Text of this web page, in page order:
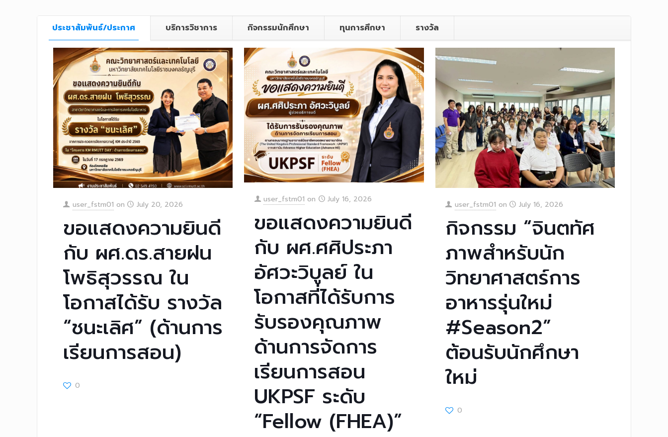
ประชาสัมพันธ์/ประกาศ บริการวิชาการ กิจกรรมนักศึกษา ทุนการศึกษา รางวัล
user_fstm01 on July 20, 2026
ขอแสดงความยินดี
กับ ผศ.ดร.สายฝน
โพธิสุวรรณ ใน
โอกาสได้รับ รางวัล
“ชนะเลิศ” (ด้านการ
เรียนการสอน)
0
user_fstm01 on July 16, 2026
ขอแสดงความยินดี
กับ ผศ.ศศิประภา
อัศวะวิบูลย์ ใน
โอกาสที่ได้รับการ
รับรองคุณภาพ
ด้านการจัดการ
เรียนการสอน
UKPSF ระดับ
“Fellow (FHEA)”
user_fstm01 on July 16, 2026
กิจกรรม “จินตทัศ
ภาพสำหรับนัก
วิทยาศาสตร์การ
อาหารรุ่นใหม่
#Season2”
ต้อนรับนักศึกษา
ใหม่
0